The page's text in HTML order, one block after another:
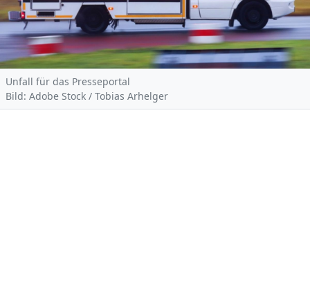
Unfall für das Presseportal
Bild: Adobe Stock / Tobias Arhelger